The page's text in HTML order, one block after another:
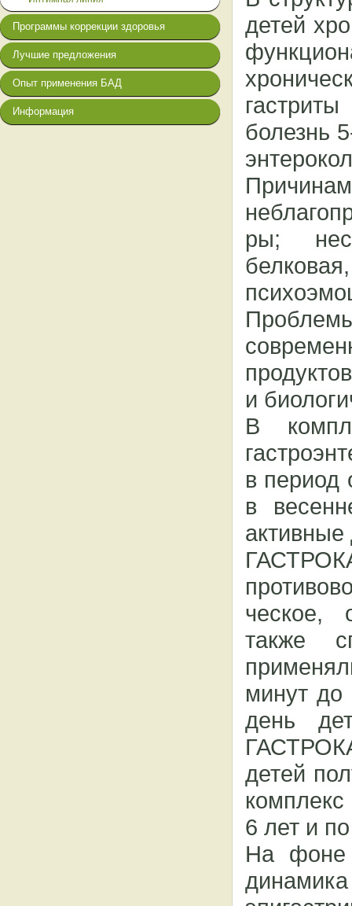
Программы коррекции здоровья
Лучшие предложения
Опыт применения БАД
Информация
детей
болезнь
ры;
и
В
в период
в
ческое,
также
минут до
день
детей
6 лет и
На фоне